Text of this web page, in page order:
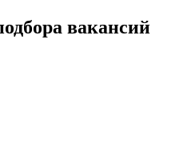
вакансий